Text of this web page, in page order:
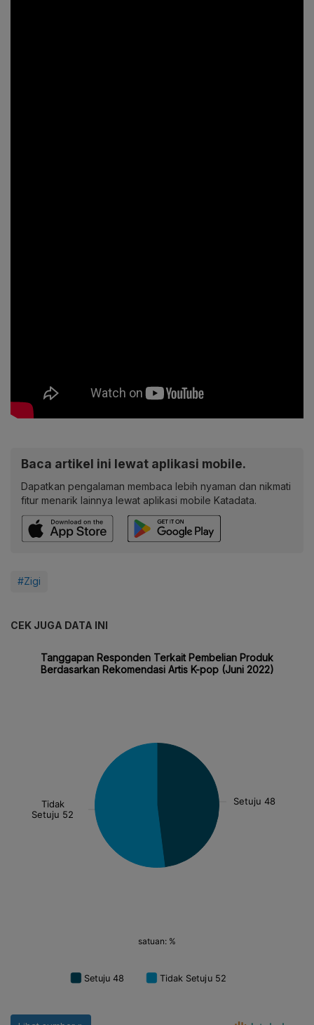
Baca artikel ini lewat aplikasi mobile.
Dapatkan pengalaman membaca lebih nyaman dan nikmati
fitur menarik lainnya lewat aplikasi mobile Katadata.
#Zigi
CEK JUGA DATA INI